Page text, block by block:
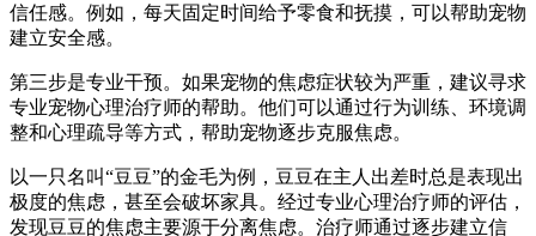
信任感。例如，每天固定时间给予零食和抚摸，可以帮助宠物
建立安全感。
第三步是专业干预。如果宠物的焦虑症状较为严重，建议寻求
专业宠物心理治疗师的帮助。他们可以通过行为训练、环境调
整和心理疏导等方式，帮助宠物逐步克服焦虑。
以一只名叫“豆豆”的金毛为例，豆豆在主人出差时总是表现出
极度的焦虑，甚至会破坏家具。经过专业心理治疗师的评估，
发现豆豆的焦虑主要源于分离焦虑。治疗师通过逐步建立信